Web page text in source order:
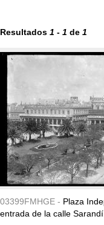
Resultados 1 - 1 de 1
03399FMHGE - Plaza
entrada de la calle Sarandí.